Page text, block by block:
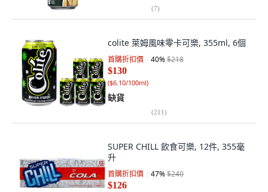
(7)
colite 萊姆風味零卡可樂, 355ml, 6個
首購折扣價 40%$218
$130
($6.10/100ml)
缺貨
(211)
SUPER CHILL 飲食可樂, 12件, 355毫
升
首購折扣價 47%$240
$126